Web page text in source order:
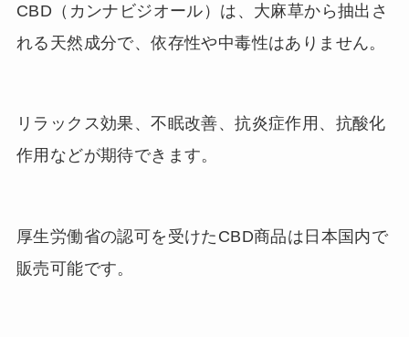
CBD（カンナビジオール）は、大麻草から抽出さ
れる天然成分で、依存性や中毒性はありません。
リラックス効果、不眠改善、抗炎症作用、抗酸化
作用などが期待できます。
厚生労働省の認可を受けたCBD商品は日本国内で
販売可能です。